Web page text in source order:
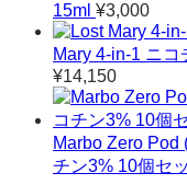
15ml ¥3,000
Mary 4-in-1 ニ
¥14,150価
格
帯:
¥2,980
–
Marbo Zero
チン3% 10個セ